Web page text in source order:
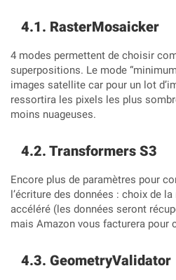
RasterMosaicker
4 modes permettent de choisir
superpositions. Le mode
images satellite car pour un lot
ressortira les pixels les plus
moins nuageuses.
Transformers S3
Encore plus de paramètres pour
l’écriture des données : choix de
accéléré (les données seront
mais Amazon vous facturera pour
GeometryValidator